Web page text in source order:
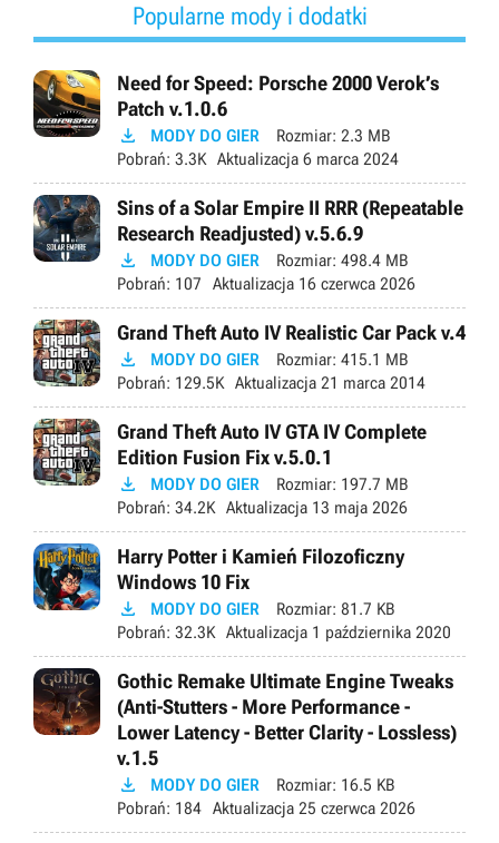
Popularne mody i dodatki
Need for Speed: Porsche 2000 Verok’s
Patch v.1.0.6
 MODY DO GIER Rozmiar: 2.3 MB
Pobrań: 3.3K Aktualizacja 6 marca 2024
Sins of a Solar Empire II RRR (Repeatable
Research Readjusted) v.5.6.9
 MODY DO GIER Rozmiar: 498.4 MB
Pobrań: 107 Aktualizacja 16 czerwca 2026
Grand Theft Auto IV Realistic Car Pack v.4
 MODY DO GIER Rozmiar: 415.1 MB
Pobrań: 129.5K Aktualizacja 21 marca 2014
Grand Theft Auto IV GTA IV Complete
Edition Fusion Fix v.5.0.1
 MODY DO GIER Rozmiar: 197.7 MB
Pobrań: 34.2K Aktualizacja 13 maja 2026
Harry Potter i Kamień Filozoficzny
Windows 10 Fix
 MODY DO GIER Rozmiar: 81.7 KB
Pobrań: 32.3K Aktualizacja 1 października 2020
Gothic Remake Ultimate Engine Tweaks
(Anti-Stutters - More Performance -
Lower Latency - Better Clarity - Lossless)
v.1.5
 MODY DO GIER Rozmiar: 16.5 KB
Pobrań: 184 Aktualizacja 25 czerwca 2026